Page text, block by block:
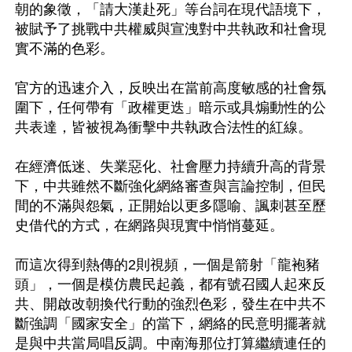
朝的象徵，「請大漢赴死」等台詞在現代語境下，
被賦予了挑戰中共權威與宣洩對中共執政和社會現
實不滿的色彩。
官方的迅速介入，反映出在當前高度敏感的社會氛
圍下，任何帶有「政權更迭」暗示或具煽動性的公
共表達，皆被視為衝擊中共執政合法性的紅線。
在經濟低迷、失業惡化、社會壓力持續升高的背景
下，中共雖然不斷強化網絡審查與言論控制，但民
間的不滿與怨氣，正開始以更多隱喻、諷刺甚至歷
史借代的方式，在網路與現實中悄悄蔓延。
而這次得到熱傳的2則視頻，一個是箭射「龍袍豬
頭」，一個是模仿農民起義，都有號召國人起來反
共、開啟改朝換代行動的強烈色彩，發生在中共不
斷強調「國家安全」的當下，網絡的民意明擺著就
是與中共當局唱反調。中南海那位打算繼續連任的